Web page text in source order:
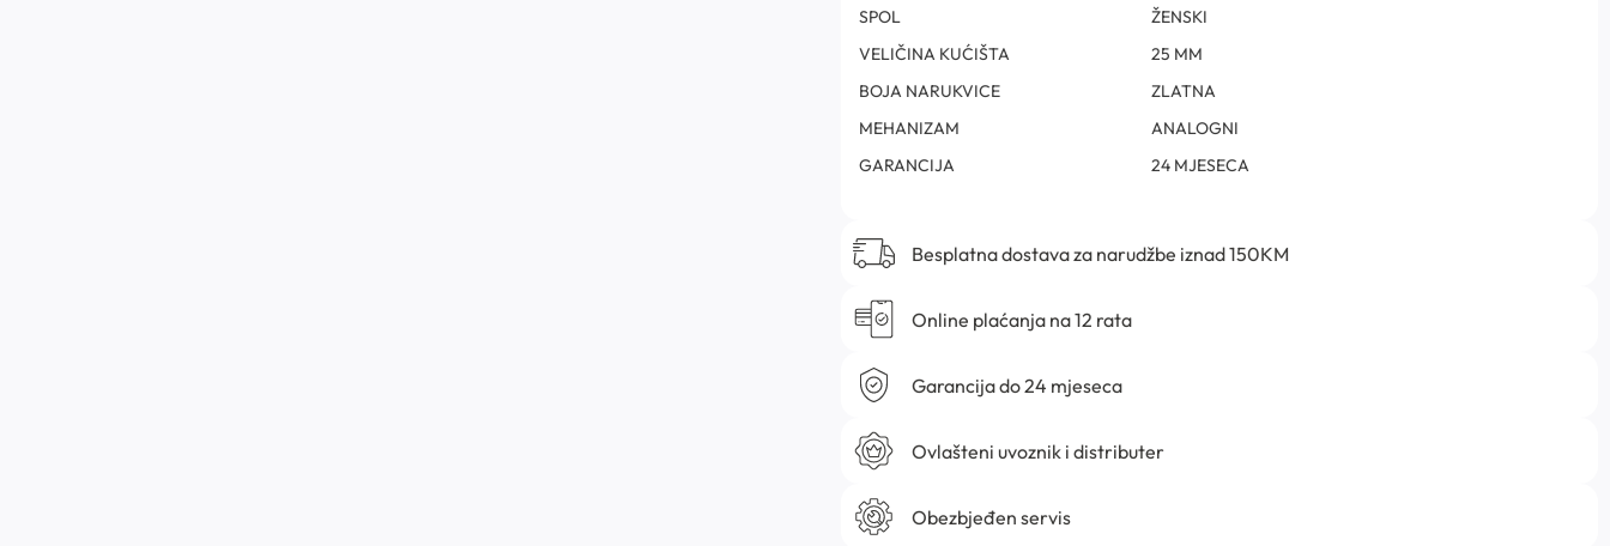
SPOL
ŽENSKI
VELIČINA KUĆIŠTA
25 MM
BOJA NARUKVICE
ZLATNA
MEHANIZAM
ANALOGNI
GARANCIJA
24 MJESECA
Besplatna dostava za narudžbe iznad 150KM
Online plaćanja na 12 rata
Garancija do 24 mjeseca
Ovlašteni uvoznik i distributer
Obezbjeđen servis